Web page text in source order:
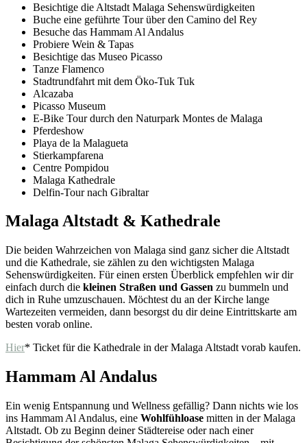
Besichtige die Altstadt Malaga Sehenswürdigkeiten
Buche eine geführte Tour über den Camino del Rey
Besuche das Hammam Al Andalus
Probiere Wein & Tapas
Besichtige das Museo Picasso
Tanze Flamenco
Stadtrundfahrt mit dem Öko-Tuk Tuk
Alcazaba
Picasso Museum
E-Bike Tour durch den Naturpark Montes de Malaga
Pferdeshow
Playa de la Malagueta
Stierkampfarena
Centre Pompidou
Malaga Kathedrale
Delfin-Tour nach Gibraltar
Malaga Altstadt & Kathedrale
Die beiden Wahrzeichen von Malaga sind ganz sicher die Altstadt
und die Kathedrale, sie zählen zu den wichtigsten Malaga
Sehenswürdigkeiten. Für einen ersten Überblick empfehlen wir dir
einfach durch die kleinen Straßen und Gassen zu bummeln und
dich in Ruhe umzuschauen. Möchtest du an der Kirche lange
Wartezeiten vermeiden, dann besorgst du dir deine Eintrittskarte am
besten vorab online.
Hier* Ticket für die Kathedrale in der Malaga Altstadt vorab kaufen.
Hammam Al Andalus
Ein wenig Entspannung und Wellness gefällig? Dann nichts wie los
ins Hammam Al Andalus, eine Wohlfühloase mitten in der Malaga
Altstadt. Ob zu Beginn deiner Städtereise oder nach einer